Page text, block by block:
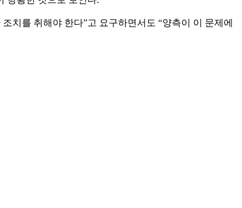
치를 취해야 한다”고 요구하면서도 “양측이 이 문제에